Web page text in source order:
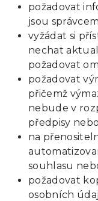
požadovat
jsou
vyžádat si
nechat
požadovat
požadovat
přičemž
nebude v
předpisy
na
souhlasu
požadovat
osobních